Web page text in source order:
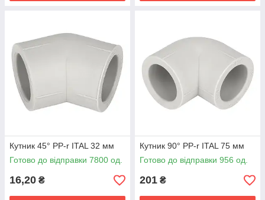
Кутник 45° PP-r ITAL 32 мм
Готово до відправки 7800 од.
16,20 ₴
Кутник 90° PP-r ITAL 75 мм
Готово до відправки 956 од.
201 ₴